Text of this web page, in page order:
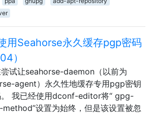
用Seahorse永久缓存pgp密码
）
试让seahorse-daemon（以前为
agent）永久性地缓存专用pgp密钥
。 我已经使用dconf-editor将“ gpg-
设置为始终，但是该设置被忽